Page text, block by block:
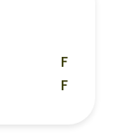
F
F